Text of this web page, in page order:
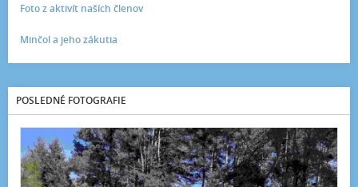
Foto z aktivít naších členov
Minčol a jeho zákutia
POSLEDNÉ FOTOGRAFIE